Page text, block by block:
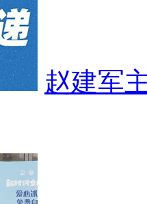
赵建军